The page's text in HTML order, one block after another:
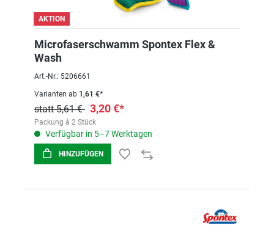
AKTION
Microfaserschwamm Spontex Flex &
Wash
Art.-Nr.: 5206661
Varianten ab 1,61 €*
statt 5,61 € 3,20 €*
Packung á 2 Stück
Verfügbar in 5–7 Werktagen
HINZUFÜGEN